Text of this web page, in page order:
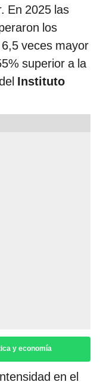
En 2025 las
los
veces mayor
superior a la
Instituto
y economía
en el